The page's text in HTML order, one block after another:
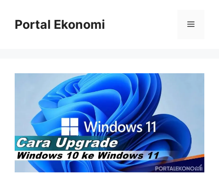
Portal Ekonomi Menu